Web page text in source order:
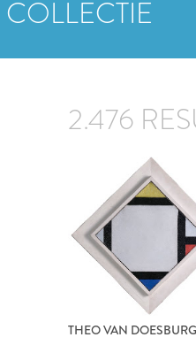
2.476
THEO VAN DOESBURG